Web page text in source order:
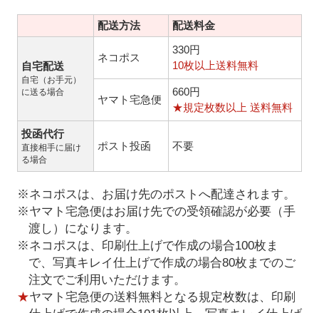
配送方法 配送料金
自宅配送
自宅（お手元）
に送る場合
ネコポス
330円
10枚以上送料無料
ヤマト宅急便
660円
★規定枚数以上 送料無料
投函代行
直接相手に届け
る場合
ポスト投函 不要
※ネコポスは、お届け先のポストへ配達されます。
※ヤマト宅急便はお届け先での受領確認が必要（手
渡し）になります。
※ネコポスは、印刷仕上げで作成の場合100枚ま
で、写真キレイ仕上げで作成の場合80枚までのご
注文でご利用いただけます。
★ヤマト宅急便の送料無料となる規定枚数は、印刷